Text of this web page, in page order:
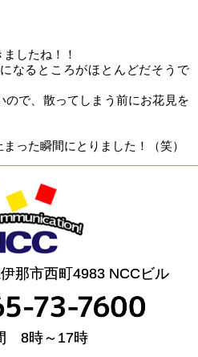
したね！！
なるところがほとんどだそうで
ので、散ってしまう前にお花見を
った瞬間にとりました！（笑）
那市西町4983 NCCビル
8時～17時